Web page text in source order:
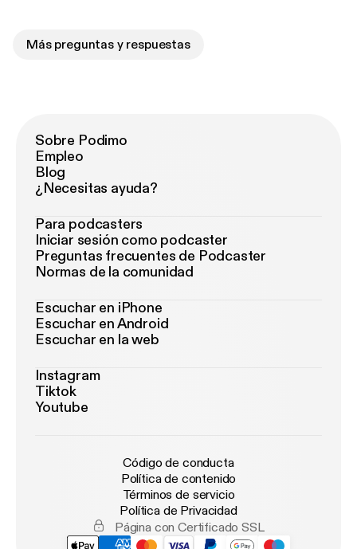
Más preguntas y respuestas
Sobre Podimo
Empleo
Blog
¿Necesitas ayuda?
Para podcasters
Iniciar sesión como podcaster
Preguntas frecuentes de Podcaster
Normas de la comunidad
Escuchar en iPhone
Escuchar en Android
Escuchar en la web
Instagram
Tiktok
Youtube
Código de conducta
Política de contenido
Términos de servicio
Política de Privacidad
Página con Certificado SSL